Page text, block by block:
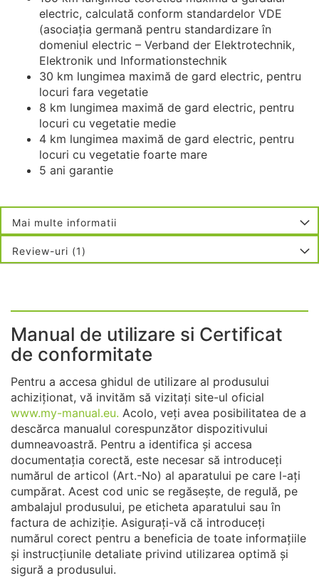
electric, calculată conform standardelor VDE
(asociația germană pentru standardizare în
domeniul electric – Verband der Elektrotechnik,
Elektronik und Informationstechnik
30 km lungimea maximă de gard electric, pentru
locuri fara vegetatie
8 km lungimea maximă de gard electric, pentru
locuri cu vegetatie medie
4 km lungimea maximă de gard electric, pentru
locuri cu vegetatie foarte mare
5 ani garantie
Mai multe informatii
Review-uri 1
Manual de utilizare si Certificat
de conformitate
Pentru a accesa ghidul de utilizare al produsului
achiziționat, vă invităm să vizitați site-ul oficial
www.my-manual.eu. Acolo, veți avea posibilitatea de a
descărca manualul corespunzător dispozitivului
dumneavoastră. Pentru a identifica și accesa
documentația corectă, este necesar să introduceți
numărul de articol (Art.-No) al aparatului pe care l-ați
cumpărat. Acest cod unic se regăsește, de regulă, pe
ambalajul produsului, pe eticheta aparatului sau în
factura de achiziție. Asigurați-vă că introduceți
numărul corect pentru a beneficia de toate informațiile
și instrucțiunile detaliate privind utilizarea optimă și
sigură a produsului.